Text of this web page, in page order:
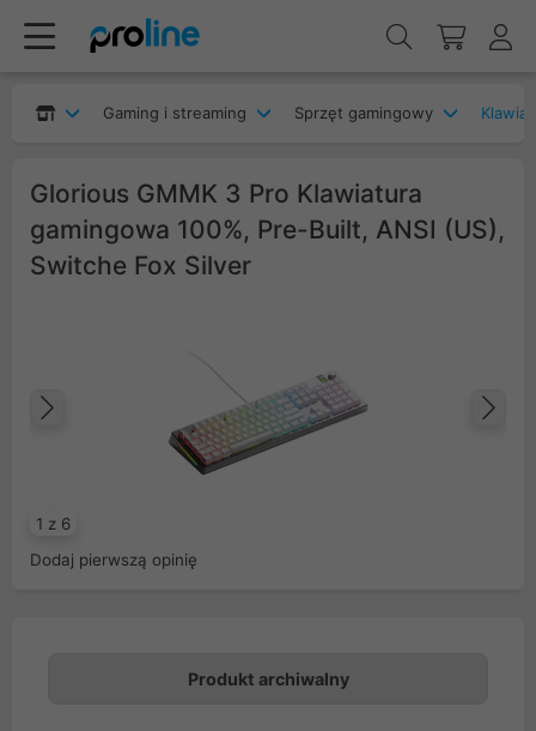
Gaming i streaming Sprzęt gamingowy
Glorious GMMK 3 Pro Klawiatura
gamingowa 100%, Pre-Built, ANSI (US),
Switche Fox Silver
1 z 6
Poprzedni
Dodaj pierwszą opinię
Produkt archiwalny